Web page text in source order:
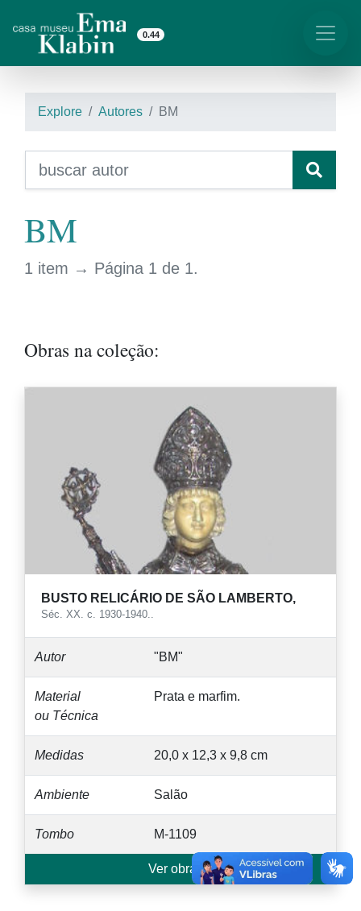
0.44
Explore Autores BM
BM
1 item → Página 1 de 1.
Obras na coleção:
BUSTO RELICÁRIO DE SÃO LAMBERTO,
Séc. XX. c. 1930-1940..
Autor "BM"
Material
ou Técnica
Prata e marfim.
Medidas 20,0 x 12,3 x 9,8 cm
Ambiente Salão
Tombo M-1109
Ver obra →